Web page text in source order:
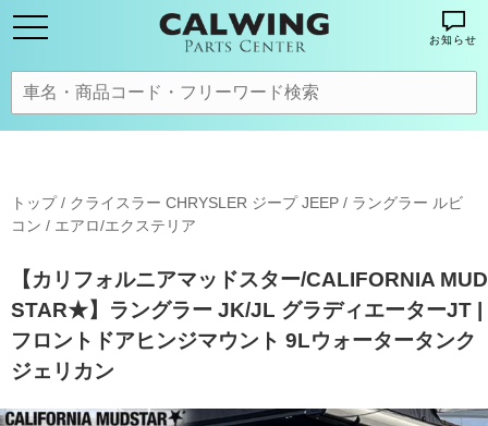
お知らせ
トップ/ クライスラー CHRYSLER ジープ JEEP / ラングラー ルビ
コン / エアロ/エクステリア
【カリフォルニアマッドスター/CALIFORNIA MUD
STAR★】ラングラー JK/JL グラディエーターJT |
フロントドアヒンジマウント 9Lウォータータンク
ジェリカン